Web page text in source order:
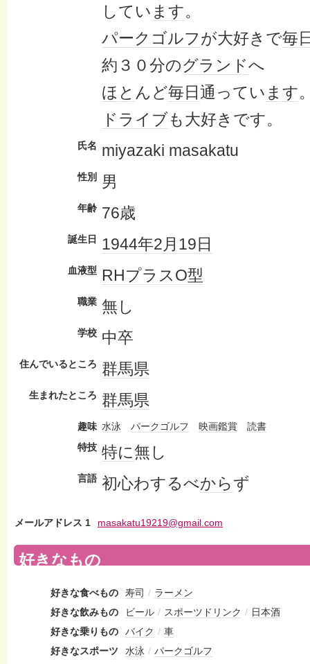
してい ます。
パークゴルフが大好きで毎
約３０分のグランドへ
ほと んど毎日通ってい ます
ドライブも大好きです。
氏名 miyazaki masakatu
性別 男
年齢 76歳
誕生日 1944年2月19日
血液型 RHプラスO型
職業 無し
学校 中卒
住んでいるところ 群馬県
生まれたところ 群馬県
趣味 水泳 パークゴルフ 映画鑑賞
読書
特技 特に無し
言語 初心わするべからず
メールアドレス 1 masakatu19219@gmail.com
好きなもの
好きな食べもの 寿司 / ラーメン
好きな飲みもの
ビール / スポーツドリンク / 日本酒
好きな乗りもの
バイク / 車
好きなスポーツ
水泳 / パークゴルフ